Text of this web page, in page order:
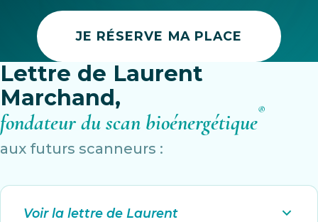
JE RÉSERVE MA PLACE
Lettre de Laurent
Marchand,
fondateur du scan bioénergétique®
aux futurs scanneurs :
Voir la lettre de Laurent